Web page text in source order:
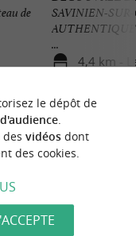
de
SAVINIEN-
...
4,4 km -
le dépôt de
.
vidéosdont
des cookies.